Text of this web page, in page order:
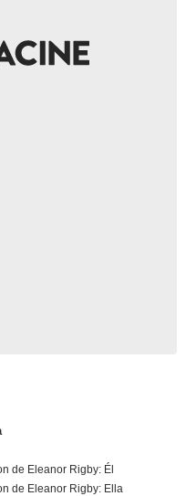
de Eleanor Rigby: Él
de Eleanor Rigby: Ella